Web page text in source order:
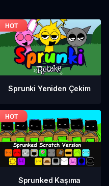
Sprunki Yeniden Çekim
Sprunked Kaşıma